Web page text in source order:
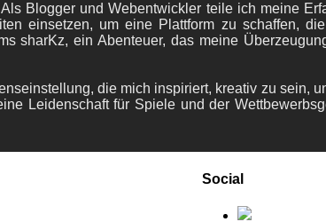
Blogger und Webentwickler teile ich meine
einsetzen, um eine Plattform zu schaffen,
sharKz, ein Abenteuer, das meine
die mich inspiriert, kreativ zu sein,
Leidenschaft für Spiele und der
Social